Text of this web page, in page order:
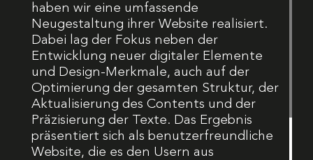
haben wir eine umfassende
Neugestaltung ihrer Website realisiert.
Dabei lag der Fokus neben der
Entwicklung neuer digitaler Elemente
und Design-Merkmale, auch auf der
Optimierung der gesamten Struktur, der
Aktualisierung des Contents und der
Präzisierung der Texte. Das Ergebnis
präsentiert sich als benutzerfreundliche
Website, die es den Usern aus